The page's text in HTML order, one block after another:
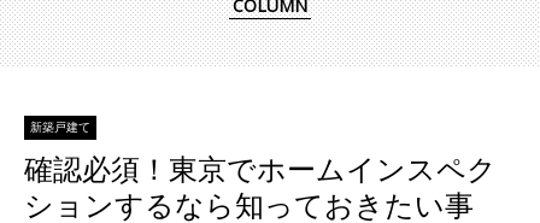
新築戸建て
確認必須！東京でホームインスペク
ションするなら知っておきたい事